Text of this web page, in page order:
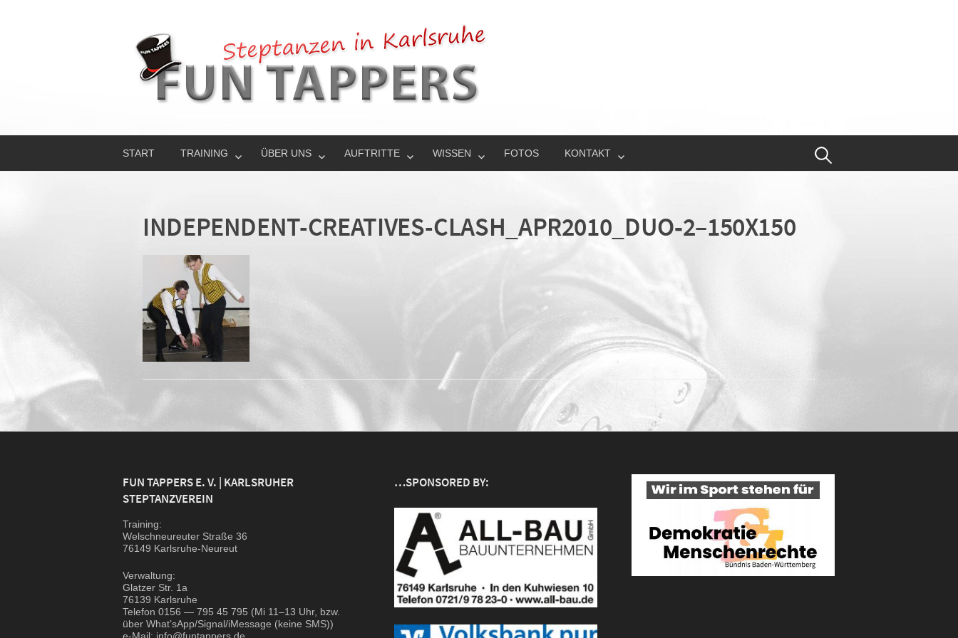
START TRAINING ÜBER UNS AUFTRITTE WISSEN FOTOS KONTAKT
INDEPENDENT-CREATIVES-CLASH_APR2010_DUO‑2–150X150
FUN TAPPERS E. V. | KARLSRUHER
STEPTANZVEREIN
Trai­ning:
Wel­sch­neu­reu­ter Stra­ße 36
76149 Karlsruhe-Neureut
Ver­wal­tung:
Glat­zer Str. 1a
76139 Karlsruhe
Tele­fon 0156 — 795 45 795 (Mi 11–13 Uhr, bzw.
über What’sApp/Signal/iMessage (kei­ne SMS))
…SPONSORED BY: